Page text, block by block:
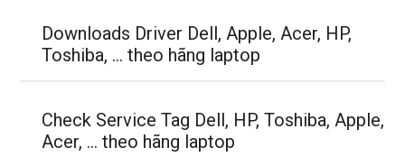
Downloads Driver Dell, Apple, Acer, HP,
Toshiba, … theo hãng laptop
Check Service Tag Dell, HP, Toshiba, Apple,
Acer, … theo hãng laptop